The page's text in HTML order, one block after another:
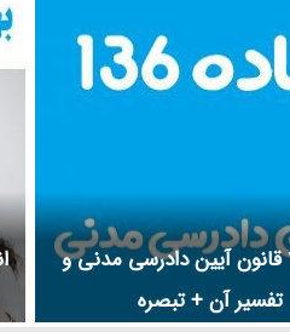
ماده 136 قانون آیین دادرسی مدنی و
تفسیر آن + تبصره